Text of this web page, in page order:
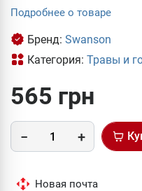
Подробнее о товаре
Бренд: Swanson
Категория: Травы и
565 грн
Новая почта